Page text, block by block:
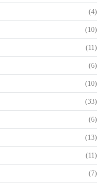
(4)
(10)
(11)
(6)
(10)
(33)
(6)
(13)
(11)
(7)